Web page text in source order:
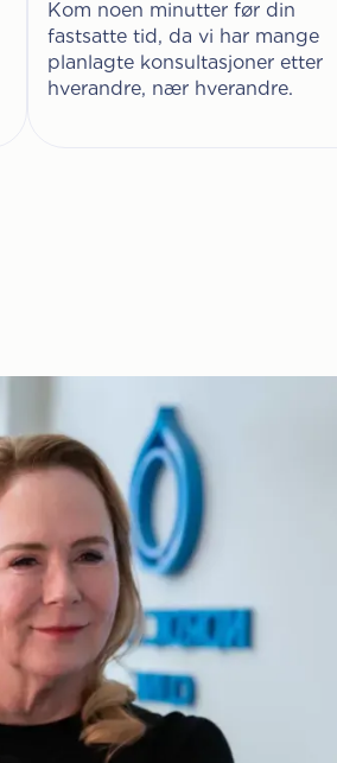
Kom noen minutter før din
fastsatte tid, da vi har mange
planlagte konsultasjoner etter
hverandre, nær hverandre.